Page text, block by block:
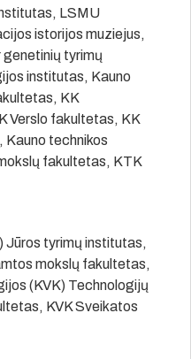
LSMU
istorijos muziejus,
tyrimų
institutas, Kauno
KK
Verslo fakultetas, KK
Kauno technikos
fakultetas, KTK
Jūros tyrimų institutas,
mokslų fakultetas,
(KVK) Technologijų
KVK Sveikatos